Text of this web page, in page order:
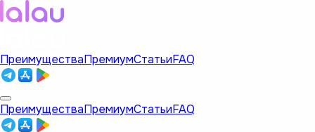
ПреимуществаПремиумСтатьиFAQ
ПреимуществаПремиумСтатьиFAQ